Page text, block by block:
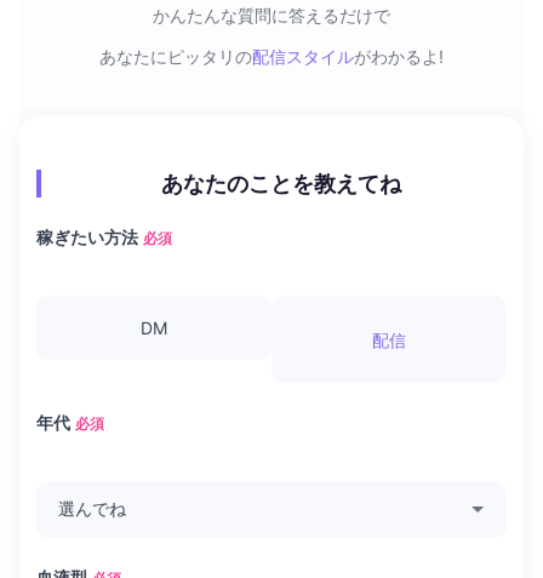
かんたんな質問に答えるだけで
あなたにピッタリの配信スタイルがわかるよ!
あなたのことを教えてね
稼ぎたい方法 必須
DM
配信
年代 必須